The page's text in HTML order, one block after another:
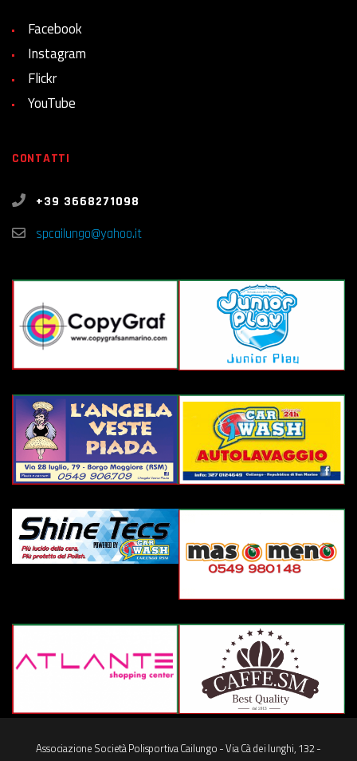
Facebook
Instagram
Flickr
YouTube
CONTATTI
+39 3668271098
spcailungo@yahoo.it
Associazione Società Polisportiva Cailungo - Via Cà dei lunghi, 132 -